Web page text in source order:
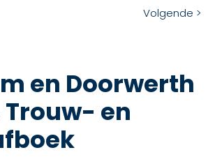
Volgende >
en Doorwerth
en